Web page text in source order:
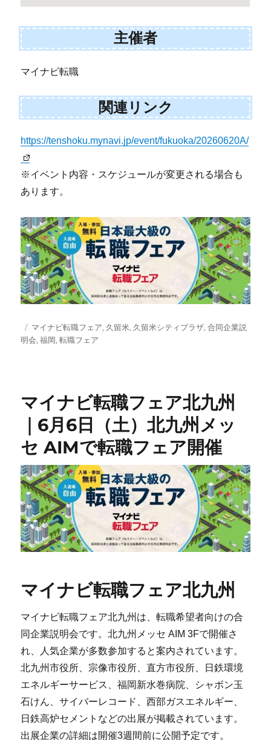
主催者
マイナビ転職
関連リンク
https://tenshoku.mynavi.jp/event/fukuoka/20260620A/
※イベント内容・スケジュールが変更される場合も
あります。
投
稿
タ
グ
マイナビ転職フェア, 久留米, 久留米シティプラザ,合同企業説
明会,福岡,転職フェア
マイナビ転職フェア北九州
｜6月6日（土）北九州メッ
セ AIMで転職フェア開催
マイナビ転職フェア北九州
マイナビ転職フェア北九州は、転職希望者向けの合
同企業説明会です。北九州メッセ AIM 3Fで開催さ
れ、人気企業が多数参加すると案内されています。
北九州市役所、宗像市役所、直方市役所、日鉄環境
エネルギーサービス、福岡新水巻病院、シャボン玉
石けん、サイバーレコード、西部ガスエネルギー、
日鉄高炉セメントなどの出展が掲載されています。
出展企業の詳細は開催3週間前に公開予定です。